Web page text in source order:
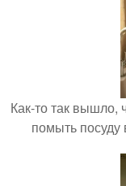
Как-то так вышло,
помыть посуду